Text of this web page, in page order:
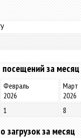
за месяц
Февраль
2026
Март
2026
1 8
загрузок за месяц